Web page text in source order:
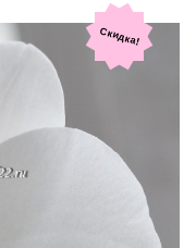
Скидка!